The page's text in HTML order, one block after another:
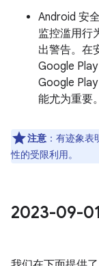
Android 安
监控滥用行
出警告。在
Google
Google
能尤为重要。
注意 ：有迹象
性的受限利用。
2023-09-